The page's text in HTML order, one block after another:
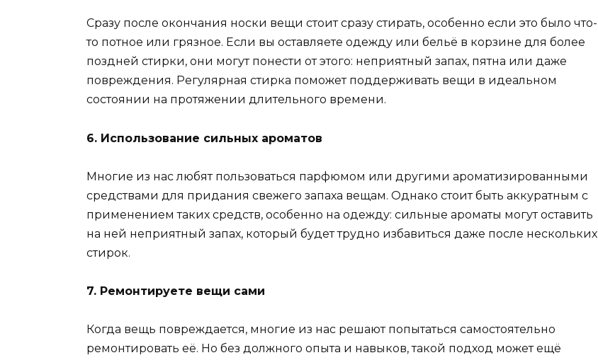
Сразу после окончания носки вещи стоит сразу стирать, особенно если это было что-
то потное или грязное. Если вы оставляете одежду или бельё в корзине для более
поздней стирки, они могут понести от этого: неприятный запах, пятна или даже
повреждения. Регулярная стирка поможет поддерживать вещи в идеальном
состоянии на протяжении длительного времени.
6. Использование сильных ароматов
Многие из нас любят пользоваться парфюмом или другими ароматизированными
средствами для придания свежего запаха вещам. Однако стоит быть аккуратным с
применением таких средств, особенно на одежду: сильные ароматы могут оставить
на ней неприятный запах, который будет трудно избавиться даже после нескольких
стирок.
7. Ремонтируете вещи сами
Когда вещь повреждается, многие из нас решают попытаться самостоятельно
ремонтировать её. Но без должного опыта и навыков, такой подход может ещё